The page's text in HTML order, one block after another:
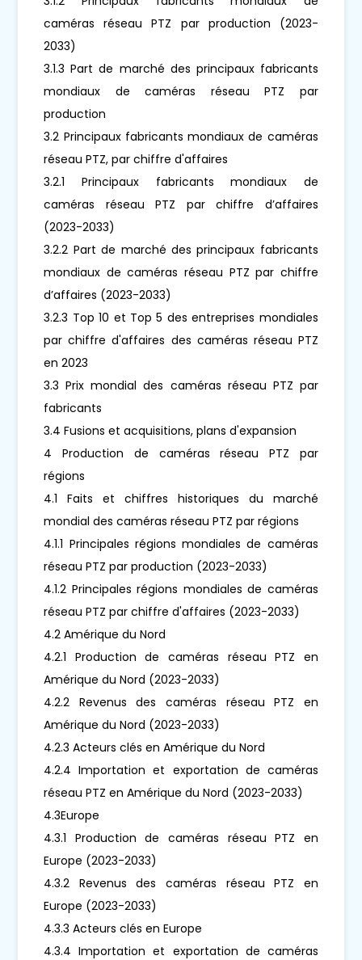
caméras réseau PTZ par production (2023-
2033)
3.1.3 Part de marché des principaux fabricants
mondiaux de caméras réseau PTZ par
production
3.2 Principaux fabricants mondiaux de caméras
réseau PTZ, par chiffre d'affaires
3.2.1 Principaux fabricants mondiaux de
caméras réseau PTZ par chiffre d’affaires
(2023-2033)
3.2.2 Part de marché des principaux fabricants
mondiaux de caméras réseau PTZ par chiffre
d’affaires (2023-2033)
3.2.3 Top 10 et Top 5 des entreprises mondiales
par chiffre d'affaires des caméras réseau PTZ
en 2023
3.3 Prix mondial des caméras réseau PTZ par
fabricants
3.4 Fusions et acquisitions, plans d'expansion
4 Production de caméras réseau PTZ par
régions
4.1 Faits et chiffres historiques du marché
mondial des caméras réseau PTZ par régions
4.1.1 Principales régions mondiales de caméras
réseau PTZ par production (2023-2033)
4.1.2 Principales régions mondiales de caméras
réseau PTZ par chiffre d'affaires (2023-2033)
4.2 Amérique du Nord
4.2.1 Production de caméras réseau PTZ en
Amérique du Nord (2023-2033)
4.2.2 Revenus des caméras réseau PTZ en
Amérique du Nord (2023-2033)
4.2.3 Acteurs clés en Amérique du Nord
4.2.4 Importation et exportation de caméras
réseau PTZ en Amérique du Nord (2023-2033)
4.3Europe
4.3.1 Production de caméras réseau PTZ en
Europe (2023-2033)
4.3.2 Revenus des caméras réseau PTZ en
Europe (2023-2033)
4.3.3 Acteurs clés en Europe
4.3.4 Importation et exportation de caméras